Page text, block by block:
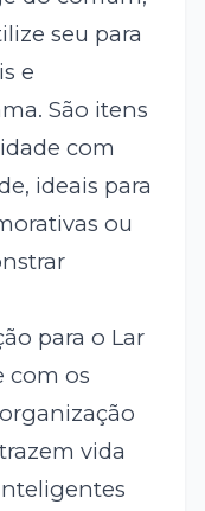
seu para
e
São itens
com
ideais para
ou
para o Lar
com os
vida